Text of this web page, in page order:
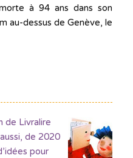
à 94 ans dans son
au-dessus de Genève, le
de Livralire
de 2020
pour